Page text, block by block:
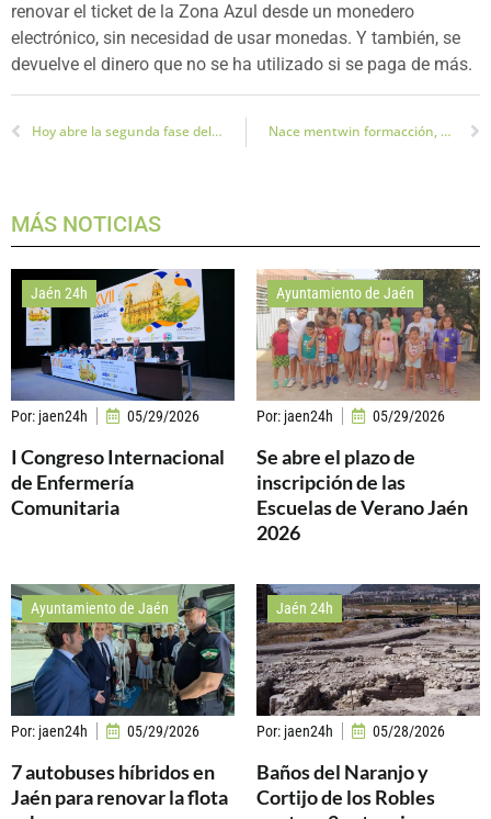
renovar el ticket de la Zona Azul desde un monedero
electrónico, sin necesidad de usar monedas. Y también, se
devuelve el dinero que no se ha utilizado si se paga de más.
Hoy abre la segunda fase del Jaén Plaza Nace mentwin formacción, nueva empresa jiennense de formación empresarial para ayudar al empresario local
MÁS NOTICIAS
Jaén 24h
Por: jaen24h 05/29/2026
I Congreso Internacional
de Enfermería
Comunitaria
Ayuntamiento de Jaén
Por: jaen24h 05/29/2026
Se abre el plazo de
inscripción de las
Escuelas de Verano Jaén
2026
Ayuntamiento de Jaén
Por: jaen24h 05/29/2026
7 autobuses híbridos en
Jaén para renovar la flota
Jaén 24h
Por: jaen24h 05/28/2026
Baños del Naranjo y
Cortijo de los Robles